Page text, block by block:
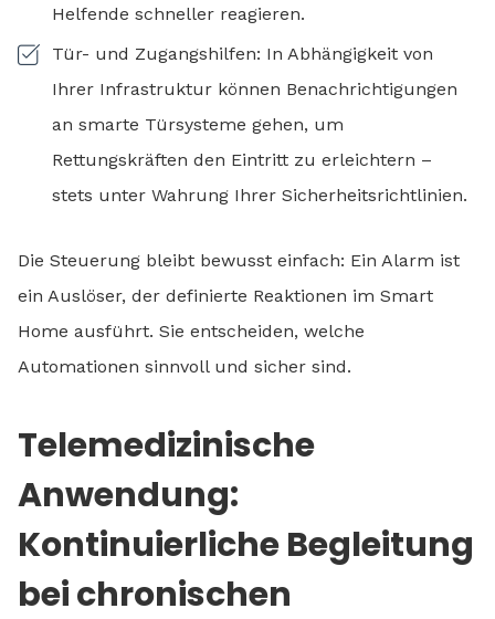
Helfende schneller reagieren.
Tür- und Zugangshilfen: In Abhängigkeit von
Ihrer Infrastruktur können Benachrichtigungen
an smarte Türsysteme gehen, um
Rettungskräften den Eintritt zu erleichtern –
stets unter Wahrung Ihrer Sicherheitsrichtlinien.
Die Steuerung bleibt bewusst einfach: Ein Alarm ist
ein Auslöser, der definierte Reaktionen im Smart
Home ausführt. Sie entscheiden, welche
Automationen sinnvoll und sicher sind.
Telemedizinische
Anwendung:
Kontinuierliche Begleitung
bei chronischen